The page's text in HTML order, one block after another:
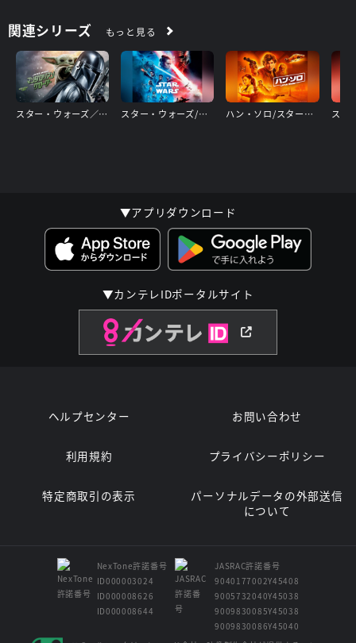
関連シリーズ もっと見る
スター・ウォーズ／マンダロリアン・アンド・グローグー スター・ウォーズ/スカイウォーカーの夜明け ハン・ソロ/スター・ウォーズ・ストーリー
▼アプリダウンロード
▼カンテレIDポータルサイト
ヘルプセンター お問い合わせ
利用規約 プライバシーポリシー
特定商取引の表示
パーソナルデータの外部送信
について
NexTone許諾番号
ID000003024
ID000008626
ID000008644
JASRAC許諾番号
9040177002Y45408
9005732040Y45038
9009830085Y45038
9009830086Y45040